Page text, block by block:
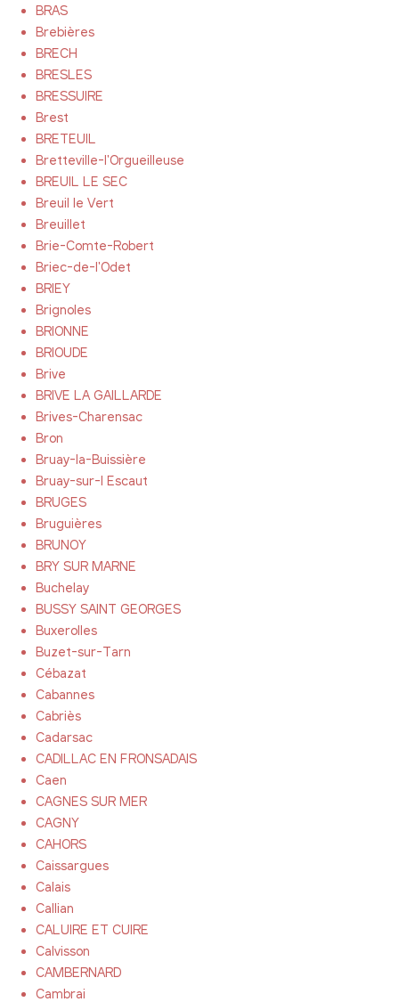
BRAS
Brebières
BRECH
BRESLES
BRESSUIRE
Brest
BRETEUIL
Bretteville-l'Orgueilleuse
BREUIL LE SEC
Breuil le Vert
Breuillet
Brie-Comte-Robert
Briec-de-l'Odet
BRIEY
Brignoles
BRIONNE
BRIOUDE
Brive
BRIVE LA GAILLARDE
Brives-Charensac
Bron
Bruay-la-Buissière
Bruay-sur-l Escaut
BRUGES
Bruguières
BRUNOY
BRY SUR MARNE
Buchelay
BUSSY SAINT GEORGES
Buxerolles
Buzet-sur-Tarn
Cébazat
Cabannes
Cabriès
Cadarsac
CADILLAC EN FRONSADAIS
Caen
CAGNES SUR MER
CAGNY
CAHORS
Caissargues
Calais
Callian
CALUIRE ET CUIRE
Calvisson
CAMBERNARD
Cambrai